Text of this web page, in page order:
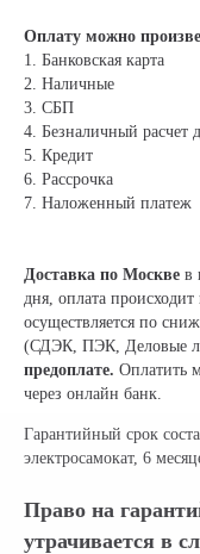
Оплату можно
1. Банковская карта
2. Наличные
3. СБП
4. Безналичный расчет
5. Кредит
6. Рассрочка
7. Наложенный платеж
Доставка по Москве в
дня, оплата
осуществляется по
(СДЭК, ПЭК, Деловые
предоплате. Оплатить
через онлайн банк.
Гарантийный срок
электросамокат, 6
Право на
утрачивается в